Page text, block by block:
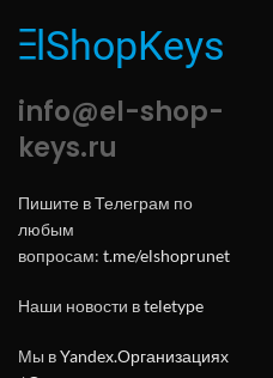
info@el-shop-
keys.ru
Пишите в Телеграм по
любым
вопросам: t.me/elshoprunet
Наши новости вteletype
Мы вYandex.Организациях